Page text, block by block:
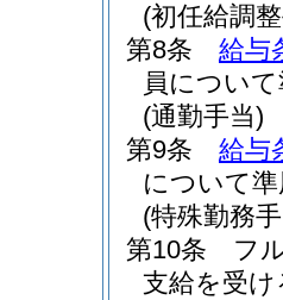
(初任給調
第8条
給与
員につい
(通勤手当)
第9条
給与
について
(特殊勤務
第10条
フ
支給を受